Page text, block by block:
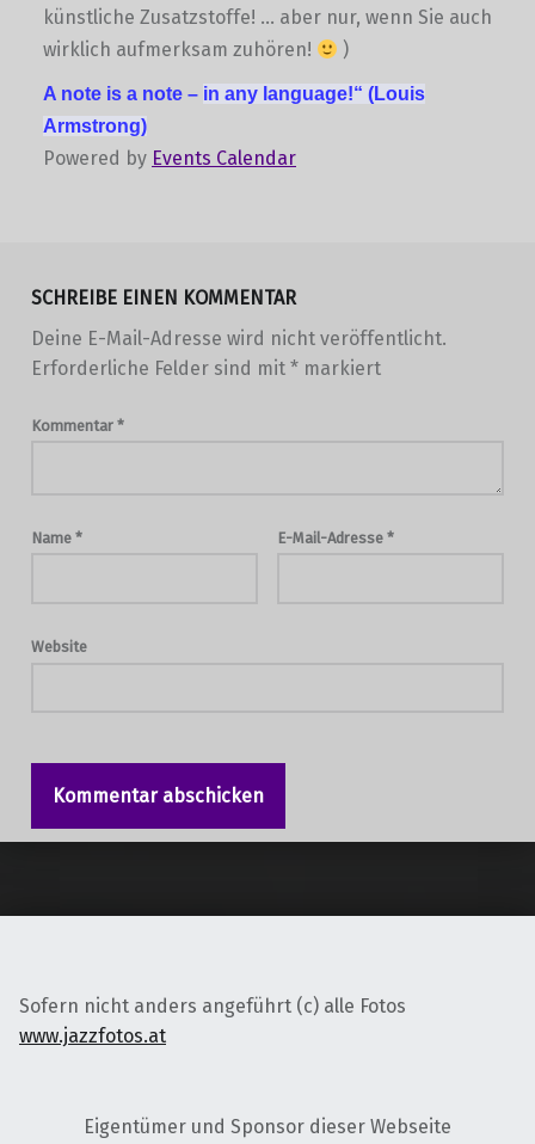
künstliche Zusatzstoffe! … aber nur, wenn Sie auch
wirklich aufmerksam zuhören!
)
A note is a note – in any language!“ (Louis
Armstrong)
Powered by Events Calendar
SCHREIBE EINEN KOMMENTAR
Deine E-Mail-Adresse wird nicht veröffentlicht.
Erforderliche Felder sind mit *markiert
Kommentar *
Name * E-Mail-Adresse *
Website
Sofern nicht anders angeführt (c) alle Fotos
www.jazzfotos.at
Eigentümer und Sponsor dieser Webseite